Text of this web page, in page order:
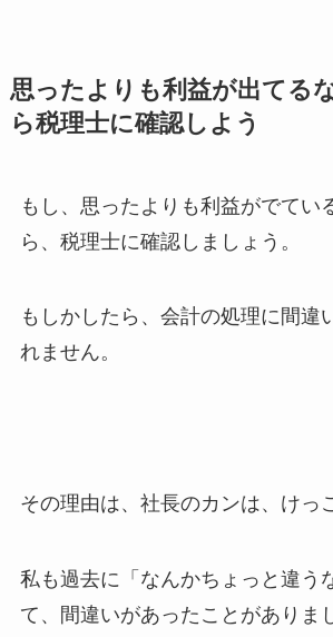
思ったよりも利益が出てる
ら税理士に確認しよう
もし、思ったよりも利益がでてい
ら、税理士に確認しましょう。
もしかしたら、会計の処理に間違
れません。
その理由は、社長のカンは、けっ
私も過去に「なんかちょっと違う
て、間違いがあったことがあり